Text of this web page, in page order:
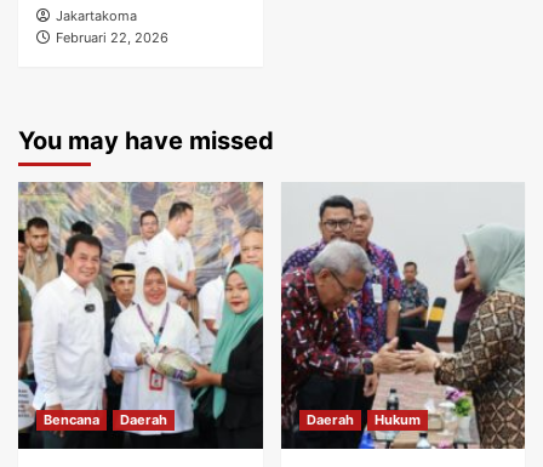
Jakartakoma
Februari 22, 2026
You may have missed
Bencana Daerah Daerah Hukum